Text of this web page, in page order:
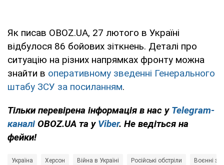
Як писав OBOZ.UA, 27 лютого в Україні
відбулося 86 бойових зіткнень. Деталі про
ситуацію на різних напрямках фронту можна
знайти в оперативному зведенні Генерального
штабу ЗСУ за посиланням.
Тільки перевірена інформація в нас у Telegram-
каналі OBOZ.UA та у Viber. Не ведіться на
фейки!
Україна Херсон Війна в Україні Російські обстріли Воєнні